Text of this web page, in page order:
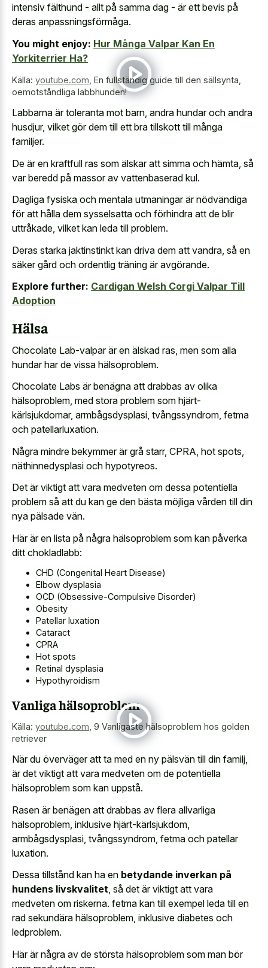
intensiv fälthund - allt på samma dag - är ett bevis på
deras anpassningsförmåga.
You might enjoy: Hur Många Valpar Kan En
Yorkiterrier Ha?
Källa: youtube.com En fullständig guide till den sällsynta,
oemotståndliga labbhunden!
Labbarna är toleranta mot barn, andra hundar och andra
husdjur, vilket gör dem till ett bra tillskott till många
familjer.
De är en kraftfull ras som älskar att simma och hämta, så
var beredd på massor av vattenbaserad kul.
Dagliga fysiska och mentala utmaningar är nödvändiga
för att hålla dem sysselsatta och förhindra att de blir
uttråkade, vilket kan leda till problem.
Deras starka jaktinstinkt kan driva dem att vandra, så en
säker gård och ordentlig träning är avgörande.
Explore further: Cardigan Welsh Corgi Valpar Till
Adoption
Hälsa
Chocolate Lab-valpar är en älskad ras, men som alla
hundar har de vissa hälsoproblem.
Chocolate Labs är benägna att drabbas av olika
hälsoproblem, med stora problem som hjärt-
kärlsjukdomar, armbågsdysplasi, tvångssyndrom, fetma
och patellarluxation.
Några mindre bekymmer är grå starr, CPRA, hot spots,
näthinnedysplasi och hypotyreos.
Det är viktigt att vara medveten om dessa potentiella
problem så att du kan ge den bästa möjliga vården till din
nya pälsade vän.
Här är en lista på några hälsoproblem som kan påverka
ditt chokladlabb:
CHD (Congenital Heart Disease)
Elbow dysplasia
OCD (Obsessive-Compulsive Disorder)
Obesity
Patellar luxation
Cataract
CPRA
Hot spots
Retinal dysplasia
Hypothyroidism
Vanliga hälsoproblem
Källa: youtube.com 9 Vanligaste hälsoproblem hos golden
retriever
När du överväger att ta med en ny pälsvän till din familj,
är det viktigt att vara medveten om de potentiella
hälsoproblem som kan uppstå.
Rasen är benägen att drabbas av flera allvarliga
hälsoproblem, inklusive hjärt-kärlsjukdom,
armbågsdysplasi, tvångssyndrom, fetma och patellar
luxation.
Dessa tillstånd kan ha en betydande inverkan på
hundens livskvalitet, så det är viktigt att vara
medveten om riskerna. fetma kan till exempel leda till en
rad sekundära hälsoproblem, inklusive diabetes och
ledproblem.
Här är några av de största hälsoproblem som man bör